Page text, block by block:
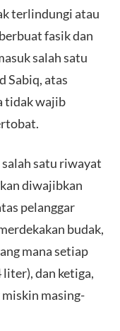
terlindungi atau
fasik dan
salah satu
Sabiq, atas
tidak wajib
satu riwayat
diwajibkan
pelanggar
budak,
mana setiap
dan ketiga,
miskin masing-